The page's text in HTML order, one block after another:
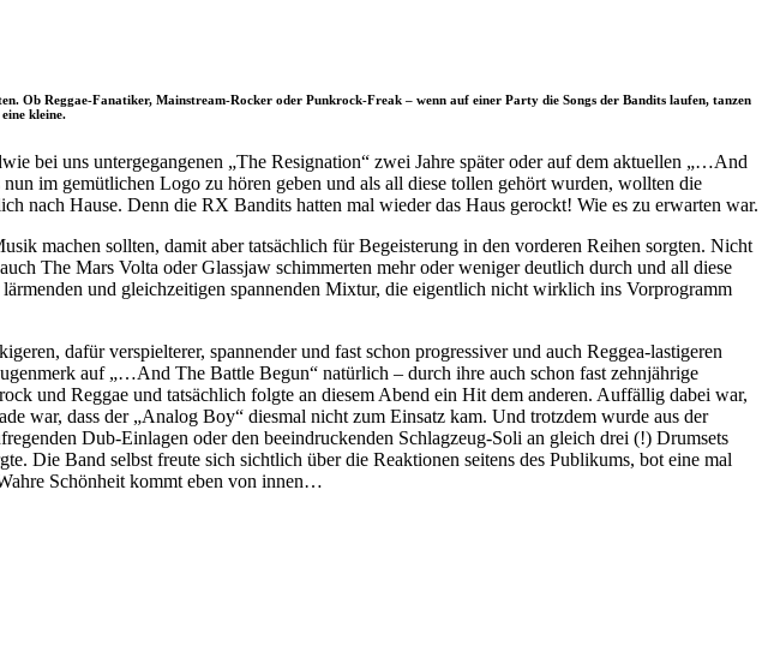
Ob Reggae-Fanatiker, Mainstream-Rocker oder Punkrock-Freak – wenn auf einer Party die Songs der Bandits laufen, tanzen
kleine.
bei uns untergegangenen „The Resignation“ zwei Jahre später oder auf dem aktuellen „…And
im gemütlichen Logo zu hören geben und als all diese tollen gehört wurden, wollten die
nach Hause. Denn die RX Bandits hatten mal wieder das Haus gerockt! Wie es zu erwarten war.
machen sollten, damit aber tatsächlich für Begeisterung in den vorderen Reihen sorgten. Nicht
The Mars Volta oder Glassjaw schimmerten mehr oder weniger deutlich durch und all diese
und gleichzeitigen spannenden Mixtur, die eigentlich nicht wirklich ins Vorprogramm
dafür verspielterer, spannender und fast schon progressiver und auch Reggea-lastigeren
auf „…And The Battle Begun“ natürlich – durch ihre auch schon fast zehnjährige
und Reggae und tatsächlich folgte an diesem Abend ein Hit dem anderen. Auffällig dabei war,
war, dass der „Analog Boy“ diesmal nicht zum Einsatz kam. Und trotzdem wurde aus der
Dub-Einlagen oder den beeindruckenden Schlagzeug-Soli an gleich drei (!) Drumsets
Die Band selbst freute sich sichtlich über die Reaktionen seitens des Publikums, bot eine mal
Schönheit kommt eben von innen…